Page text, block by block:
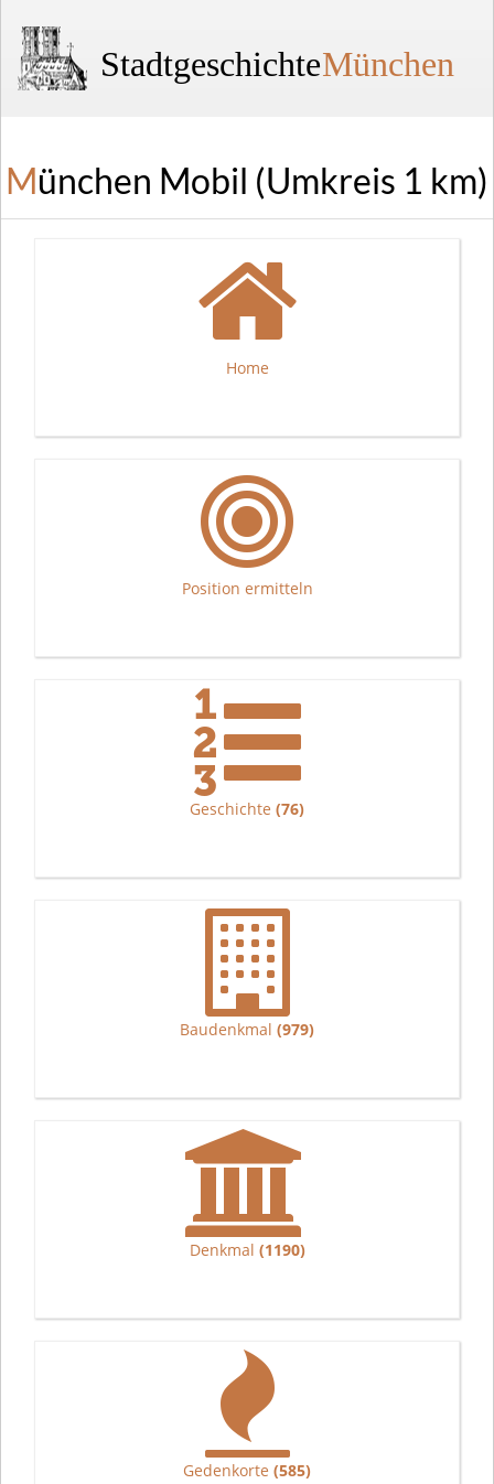
StadtgeschichteMünchen
München Mobil (Umkreis 1 km)
Home
Position ermitteln
Geschichte (76)
Baudenkmal (979)
Denkmal (1190)
Gedenkorte (585)